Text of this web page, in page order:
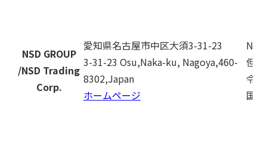
NSD GROUP
/NSD Trading
Corp.
愛知県名古屋市中区大須3-31-23
3-31-23 Osu,Naka-ku, Nagoya,460-
8302,Japan
ホームページ
No
但
令
国